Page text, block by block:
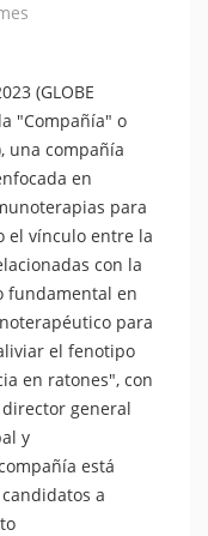
(GLOBE
"Compañía" o
una compañía
en
para
vínculo entre la
con la
fundamental en
para
el fenotipo
en ratones", con
general
y
está
a